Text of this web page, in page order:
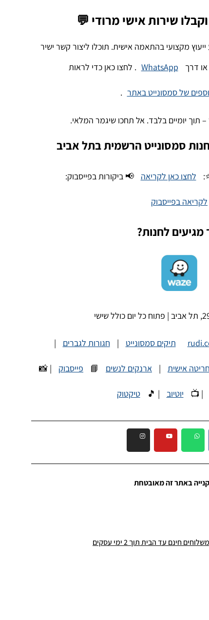
שירות אישי מרודי 💬
מקצועי בהתאמה אישית. תוכלו ליצור קשר ישיר
או דרך WhatsApp . לחצו כאן כדי לראות
של סמסונייט באתר .
תוך יומיים בלבד. אל תחכו שיגמר המלאי.
חנות סמסונייט הרשמית בתל אביב
לחצו כאן לקריאה 📢 ביקורות בפייסבוק:
לקריאה בפייסבוק
מגיעים לחנות?
תיקים סמסונייט | חגורות לגברים |
אישית | ארנקים לנשים 📘 פייסבוק | 📸
| 📺 יוטיוב | 🎵 טיקטוק
באתר זה מאובטחת
חינם עד הבית תוך 2 ימי עסקים